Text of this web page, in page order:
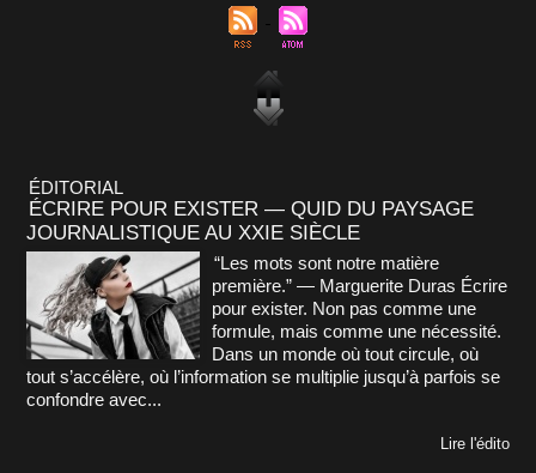
ÉDITORIAL
ÉCRIRE POUR EXISTER — QUID DU PAYSAGE
JOURNALISTIQUE AU XXIE SIÈCLE
“Les mots sont notre matière
première.” — Marguerite Duras Écrire
pour exister. Non pas comme une
formule, mais comme une nécessité.
Dans un monde où tout circule, où
tout s’accélère, où l’information se multiplie jusqu’à parfois se
confondre avec...
Lire l'édito